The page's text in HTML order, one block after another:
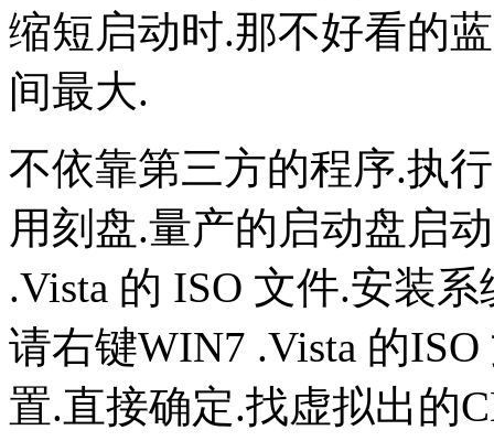
缩短启动时.那不好看的
间最大.
不依靠第三方的程序.执
用刻盘.量产的启动盘启
.Vista 的 ISO 文件.安装系
请右键WIN7 .Vista 的
置.直接确定.找虚拟出的